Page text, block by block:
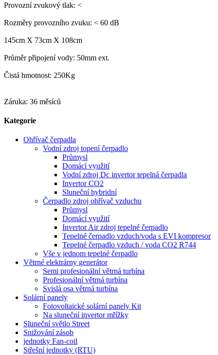
Provozní zvukový tlak: <
Rozměry provozního zvuku: < 60 dB
145cm X 73cm X 108cm
Průměr připojení vody: 50mm ext.
Čistá hmotnost: 250Kg
Záruka: 36 měsíců
Kategorie
Ohřívač čerpadla
Vodní zdroj topení čerpadlo
Průmysl
Domácí využití
Vodní zdroj Dc invertor tepelná čerpadla
Invertor CO2
Sluneční hybridní
Čerpadlo zdroj ohřívač vzduchu
Průmysl
Domácí využití
Invertor Air zdroj tepelné čerpadlo
Tepelné čerpadlo vzduch/voda s EVI kompresor
Tepelné čerpadlo vzduch / voda CO2 R744
Vše v jednom tepelné čerpadlo
Větrné elektrárny generátor
Semi profesionální větrná turbína
Profesionální větrná turbína
Svislá osa větrná turbína
Solární panely
Fotovoltaické solární panely Kit
Na sluneční invertor mřížky
Sluneční světlo Street
Snižování zásob
jednotky Fan-coil
Střešní jednotky (RTU)